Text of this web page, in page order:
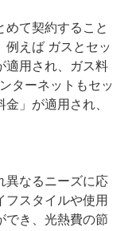
めて契約すること
例えば ガスとセッ
適用され、ガス料
ターネットもセッ
」が適用され、
異なるニーズに応
フスタイルや使用
でき、光熱費の節